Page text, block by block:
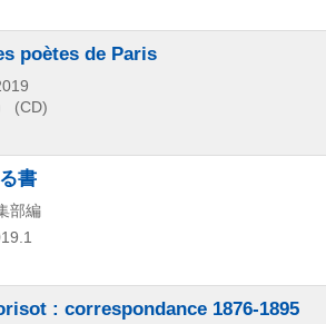
poètes de Paris
(CD)
書
部編
: correspondance 1876-1895